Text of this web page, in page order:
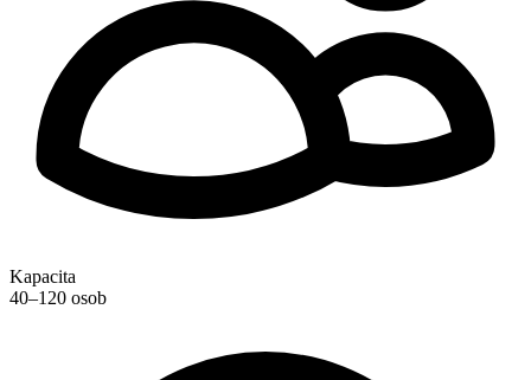
Kapacita
40–120 osob